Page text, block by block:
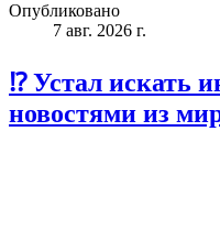
Опубликовано
7 авг. 2026 г.
⁉️ Устал искать
новостями из